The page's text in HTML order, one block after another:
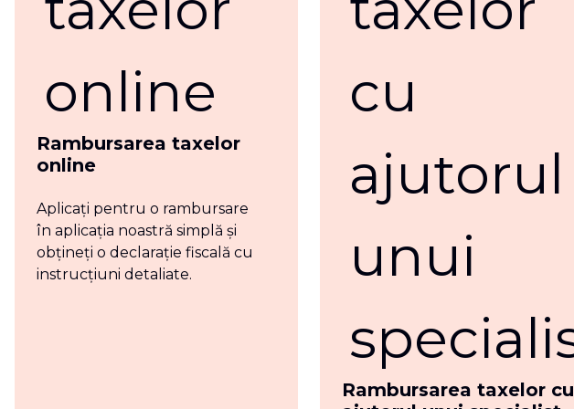
Rambursarea taxelor
online
Aplicați pentru o rambursare
în aplicația noastră simplă și
obțineți o declarație fiscală cu
instrucțiuni detaliate.
Rambursarea taxelor cu